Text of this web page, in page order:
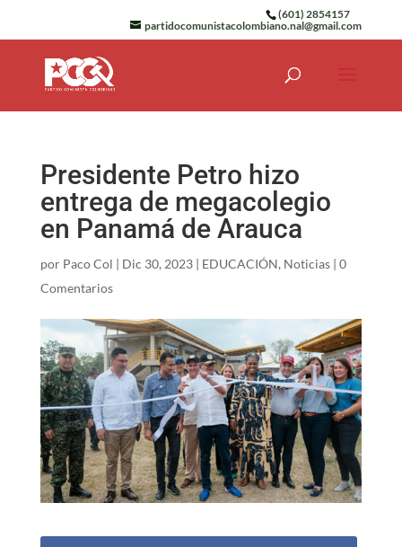
(601) 2854157
partidocomunistacolombiano.nal@gmail.com
Presidente Petro hizo
entrega de megacolegio
en Panamá de Arauca
por Paco Col | Dic 30, 2023| EDUCACIÓN, Noticias| 0
Comentarios